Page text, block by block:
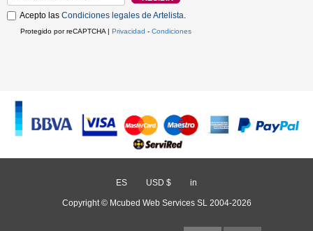
Acepto las Condiciones legales de Artelista.
Protegido por reCAPTCHA | Privacidad - Condiciones
ES USD $ in
Copyright © Mcubed Web Services SL 2004-2026